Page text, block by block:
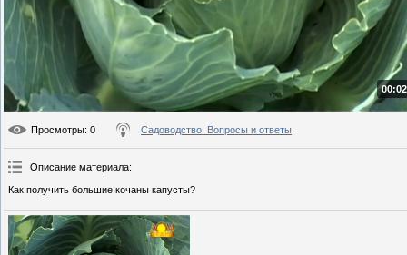
Просмотры: 0 Садоводство. Вопросы и ответы
Описание материала:
Как получить большие кочаны капусты?